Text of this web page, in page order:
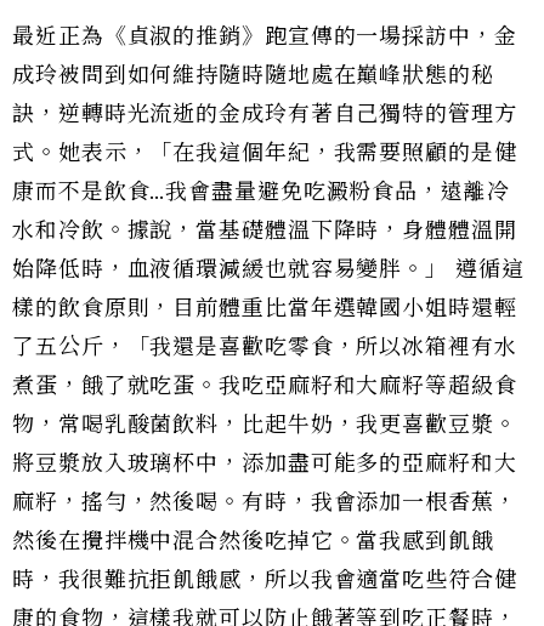
最近正為《貞淑的推銷》跑宣傳的一場採訪中，金
成玲被問到如何維持隨時隨地處在巔峰狀態的秘
訣，逆轉時光流逝的金成玲有著自己獨特的管理方
式。她表示，「在我這個年紀，我需要照顧的是健
康而不是飲食…我會盡量避免吃澱粉食品，遠離冷
水和冷飲。據說，當基礎體溫下降時，身體體溫開
始降低時，血液循環減緩也就容易變胖。」 遵循這
樣的飲食原則，目前體重比當年選韓國小姐時還輕
了五公斤，「我還是喜歡吃零食，所以冰箱裡有水
煮蛋，餓了就吃蛋。我吃亞麻籽和大麻籽等超級食
物，常喝乳酸菌飲料，比起牛奶，我更喜歡豆漿。
將豆漿放入玻璃杯中，添加盡可能多的亞麻籽和大
麻籽，搖勻，然後喝。有時，我會添加一根香蕉，
然後在攪拌機中混合然後吃掉它。當我感到飢餓
時，我很難抗拒飢餓感，所以我會適當吃些符合健
康的食物，這樣我就可以防止餓著等到吃正餐時，